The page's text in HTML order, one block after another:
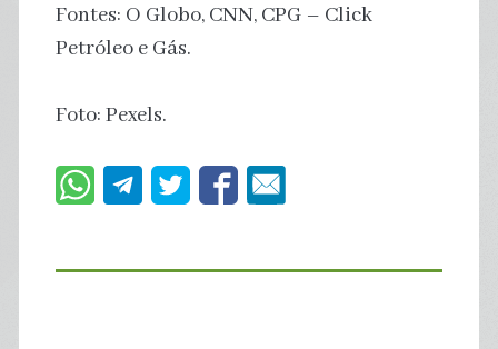
Fontes: O Globo, CNN, CPG – Click
Petróleo e Gás.
Foto: Pexels.